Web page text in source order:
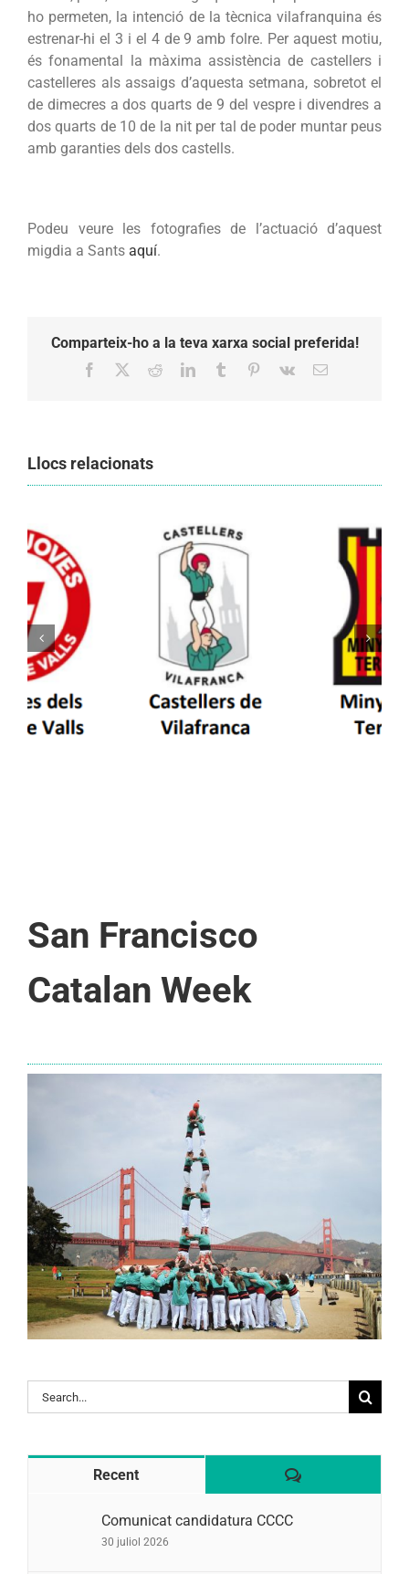
ho permeten, la intenció de la tècnica vilafranquina és
estrenar-hi el 3 i el 4 de 9 amb folre. Per aquest motiu,
és fonamental la màxima assistència de castellers i
castelleres als assaigs d’aquesta setmana, sobretot el
de dimecres a dos quarts de 9 del vespre i divendres a
dos quarts de 10 de la nit per tal de poder muntar peus
amb garanties dels dos castells.
Podeu veure les fotografies de l’actuació d’aquest
migdia a Sants aquí.
Comparteix-ho a la teva xarxa social preferida!
Facebook RedditLinkedInTumblr Pinterest
Vk Email:
Llocs relacionats
Els Castellers de Vilafranca unieixen tradició i
patrimoni en un viatge de colla a la Vall
d’Aran i a la Vall de Boí
San Francisco
Catalan Week
Search
for:
Recent Comentaris
Comunicat candidatura CCCC
30 juliol 2026